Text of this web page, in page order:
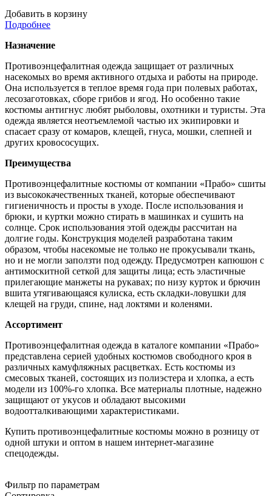
Добавить в корзину
Подробнее
Назначение
Противоэнцефалитная одежда защищает от различных
насекомых во время активного отдыха и работы на природе.
Она используется в теплое время года при полевых работах,
лесозаготовках, сборе грибов и ягод. Но особенно такие
костюмы антигнус любят рыболовы, охотники и туристы. Эта
одежда является неотъемлемой частью их экипировки и
спасает сразу от комаров, клещей, гнуса, мошки, слепней и
других кровососущих.
Преимущества
Противоэнцефалитные костюмы от компании «Прабо» сшиты
из высококачественных тканей, которые обеспечивают
гигиеничность и просты в уходе. После использования и
брюки, и куртки можно стирать в машинках и сушить на
солнце. Срок использования этой одежды рассчитан на
долгие годы. Конструкция моделей разработана таким
образом, чтобы насекомые не только не прокусывали ткань,
но и не могли заползти под одежду. Предусмотрен капюшон с
антимоскитной сеткой для защиты лица; есть эластичные
прилегающие манжеты на рукавах; по низу курток и брючин
вшита утягивающаяся кулиска, есть складки-ловушки для
клещей на груди, спине, над локтями и коленями.
Ассортимент
Противоэнцефалитная одежда в каталоге компании «Прабо»
представлена серией удобных костюмов свободного кроя в
различных камуфляжных расцветках. Есть костюмы из
смесовых тканей, состоящих из полиэстера и хлопка, а есть
модели из 100%-го хлопка. Все материалы плотные, надежно
защищают от укусов и обладают высокими
водоотталкивающими характеристиками.
Купить противоэнцефалитные костюмы можно в розницу от
одной штуки и оптом в нашем интернет-магазине
спецодежды.
Фильтр по параметрам